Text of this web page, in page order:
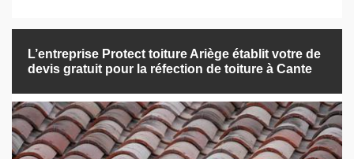
L’entreprise Protect toiture Ariège établit votre de
devis gratuit pour la réfection de toiture à Cante